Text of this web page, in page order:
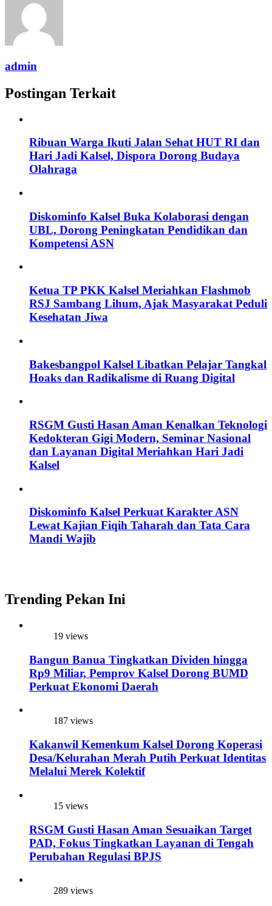
admin
Postingan Terkait
Ribuan Warga Ikuti Jalan Sehat HUT RI dan
Hari Jadi Kalsel, Dispora Dorong Budaya
Olahraga
Diskominfo Kalsel Buka Kolaborasi dengan
UBL, Dorong Peningkatan Pendidikan dan
Kompetensi ASN
Ketua TP PKK Kalsel Meriahkan Flashmob
RSJ Sambang Lihum, Ajak Masyarakat Peduli
Kesehatan Jiwa
Bakesbangpol Kalsel Libatkan Pelajar Tangkal
Hoaks dan Radikalisme di Ruang Digital
RSGM Gusti Hasan Aman Kenalkan Teknologi
Kedokteran Gigi Modern, Seminar Nasional
dan Layanan Digital Meriahkan Hari Jadi
Kalsel
Diskominfo Kalsel Perkuat Karakter ASN
Lewat Kajian Fiqih Taharah dan Tata Cara
Mandi Wajib
Trending Pekan Ini
19 views
Bangun Banua Tingkatkan Dividen hingga
Rp9 Miliar, Pemprov Kalsel Dorong BUMD
Perkuat Ekonomi Daerah
187 views
Kakanwil Kemenkum Kalsel Dorong Koperasi
Desa/Kelurahan Merah Putih Perkuat Identitas
Melalui Merek Kolektif
15 views
RSGM Gusti Hasan Aman Sesuaikan Target
PAD, Fokus Tingkatkan Layanan di Tengah
Perubahan Regulasi BPJS
289 views